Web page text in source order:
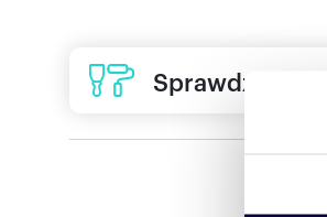
Sprawdź